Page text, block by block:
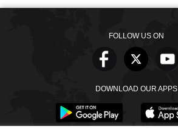
FOLLOW US ON
DOWNLOAD OUR APPS